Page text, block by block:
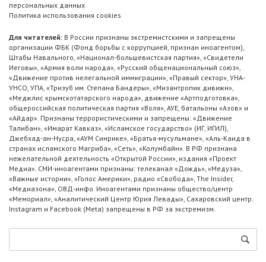
персональных данных
Политика использования cookies
Для читателей: В России признаны экстремистскими и запрещены
организации ФБК (Фонд борьбы с коррупцией, признан иноагентом),
Штабы Навального, «Национал-большевистская партия», «Свидетели
Иеговы», «Армия воли народа», «Русский общенациональный союз»,
«Движение против нелегальной иммиграции», «Правый сектор», УНА-
УНСО, УПА, «Тризуб им. Степана Бандеры», «Мизантропик дивижн»,
«Меджлис крымскотатарского народа», движение «Артподготовка»,
общероссийская политическая партия «Воля», АУЕ, батальоны «Азов» и
«Айдар». Признаны террористическими и запрещены: «Движение
Талибан», «Имарат Кавказ», «Исламское государство» (ИГ, ИГИЛ),
Джебхад-ан-Нусра, «АУМ Синрике», «Братья-мусульмане», «Аль-Каида в
странах исламского Магриба», «Сеть», «Колумбайн». В РФ признана
нежелательной деятельность «Открытой России», издания «Проект
Медиа». СМИ-иноагентами признаны: телеканал «Дождь», «Медуза»,
«Важные истории», «Голос Америки», радио «Свобода», The Insider,
«Медиазона», ОВД-инфо. Иноагентами признаны общество/центр
«Мемориал», «Аналитический Центр Юрия Левады», Сахаровский центр.
Instagram и Facebook (Metа) запрещены в РФ за экстремизм.